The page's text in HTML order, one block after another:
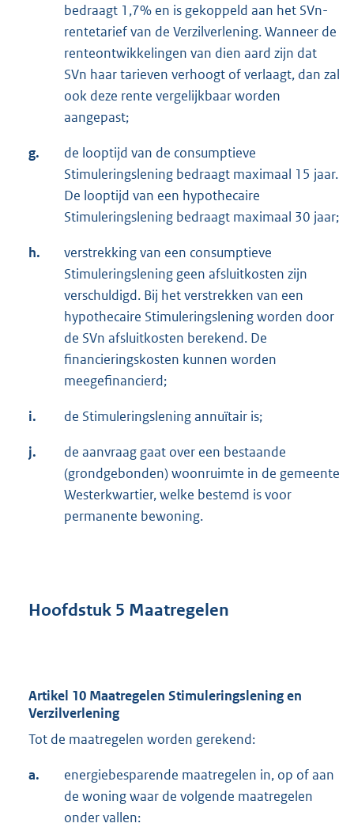
bedraagt 1,7% en is gekoppeld aan het SVn-
rentetarief van de Verzilverlening. Wanneer de
renteontwikkelingen van dien aard zijn dat
SVn haar tarieven verhoogt of verlaagt, dan zal
ook deze rente vergelijkbaar worden
aangepast;
g.
de looptijd van de consumptieve
Stimuleringslening bedraagt maximaal 15 jaar.
De looptijd van een hypothecaire
Stimuleringslening bedraagt maximaal 30 jaar;
h.
verstrekking van een consumptieve
Stimuleringslening geen afsluitkosten zijn
verschuldigd. Bij het verstrekken van een
hypothecaire Stimuleringslening worden door
de SVn afsluitkosten berekend. De
financieringskosten kunnen worden
meegefinancierd;
i. de Stimuleringslening annuïtair is;
j.
de aanvraag gaat over een bestaande
(grondgebonden) woonruimte in de gemeente
Westerkwartier, welke bestemd is voor
permanente bewoning.
Hoofdstuk 5 Maatregelen
Artikel 10 Maatregelen Stimuleringslening en
Verzilverlening
Tot de maatregelen worden gerekend:
a.
energiebesparende maatregelen in, op of aan
de woning waar de volgende maatregelen
onder vallen: